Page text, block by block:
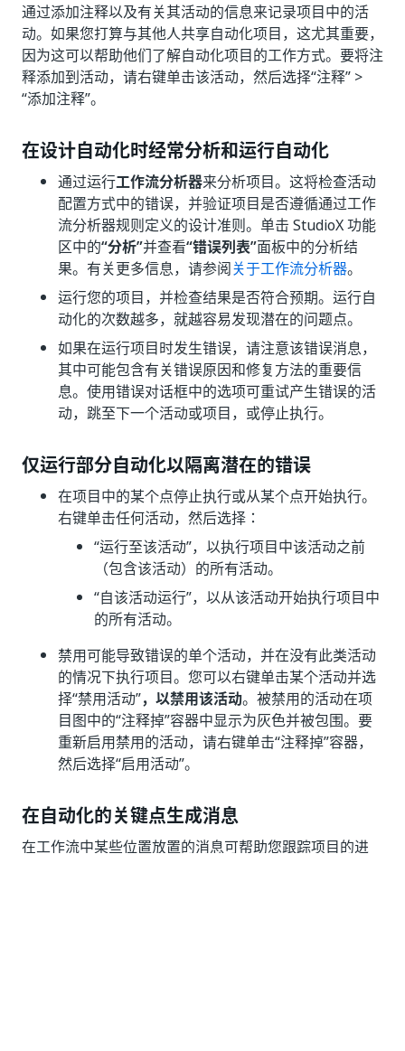
通过添加注释以及有关其活动的信息来记录项目中的活
动。如果您打算与其他人共享自动化项目，这尤其重要，
因为这可以帮助他们了解自动化项目的工作方式。要将注
释添加到活动，请右键单击该活动，然后选择“注释” >
“添加注释”。
在设计自动化时经常分析和运行自动化
通过运行工作流分析器来分析项目。这将检查活动
配置方式中的错误，并验证项目是否遵循通过工作
流分析器规则定义的设计准则。单击 StudioX 功能
区中的“分析”并查看“错误列表”面板中的分析结
果。有关更多信息，请参阅关于工作流分析器。
运行您的项目，并检查结果是否符合预期。运行自
动化的次数越多，就越容易发现潜在的问题点。
如果在运行项目时发生错误，请注意该错误消息，
其中可能包含有关错误原因和修复方法的重要信
息。使用错误对话框中的选项可重试产生错误的活
动，跳至下一个活动或项目，或停止执行。
仅运行部分自动化以隔离潜在的错误
在项目中的某个点停止执行或从某个点开始执行。
右键单击任何活动，然后选择：
“运行至该活动”，以执行项目中该活动之前
（包含该活动）的所有活动。
“自该活动运行”，以从该活动开始执行项目中
的所有活动。
禁用可能导致错误的单个活动，并在没有此类活动
的情况下执行项目。您可以右键单击某个活动并选
择“禁用活动”，以禁用该活动。被禁用的活动在项
目图中的“注释掉”容器中显示为灰色并被包围。要
重新启用禁用的活动，请右键单击“注释掉”容器，
然后选择“启用活动”。
在自动化的关键点生成消息
在工作流中某些位置放置的消息可帮助您跟踪项目的进